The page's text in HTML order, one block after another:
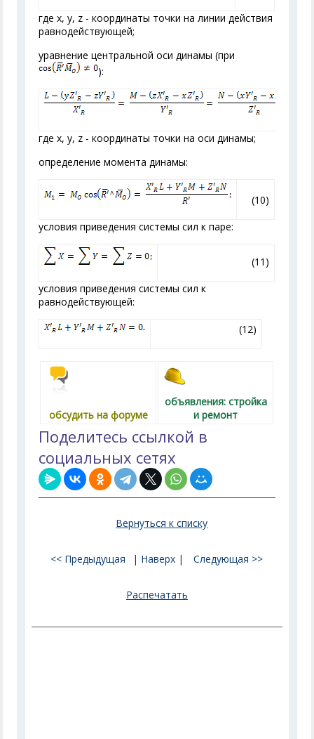
где x, у, z - координаты точки на линии действия
равнодействующей;
уравнение центральной оси динамы (при
):
где х, y, z - координаты точки на оси динамы;
определение момента динамы:
(10)
условия приведения системы сил к паре:
(11)
условия приведения системы сил к
равнодействующей:
(12)
обсудить на форуме
объявления: стройка
и ремонт
Поделитесь ссылкой в
социальных сетях
Вернуться к списку
<< Предыдущая | Наверх | Следующая >>
Распечатать